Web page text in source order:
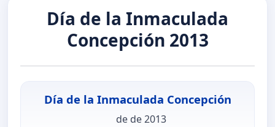
Día de la Inmaculada
Concepción 2013
Día de la Inmaculada Concepción
de de 2013